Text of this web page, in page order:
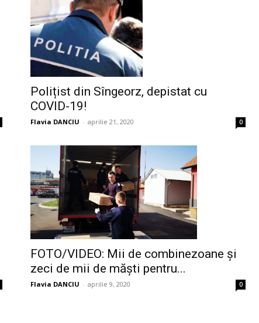
Polițist din Sîngeorz, depistat cu
COVID-19!
Flavia DANCIU - aprilie 21, 2020 0
FOTO/VIDEO: Mii de combinezoane și
zeci de mii de măști pentru...
Flavia DANCIU - aprilie 9, 2020 0